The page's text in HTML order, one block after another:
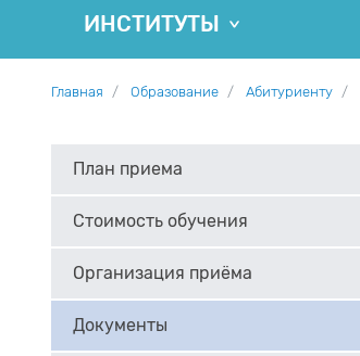
ИНСТИТУТЫ
Главная Образование Абитуриенту
План приема
Стоимость обучения
Организация приёма
Документы